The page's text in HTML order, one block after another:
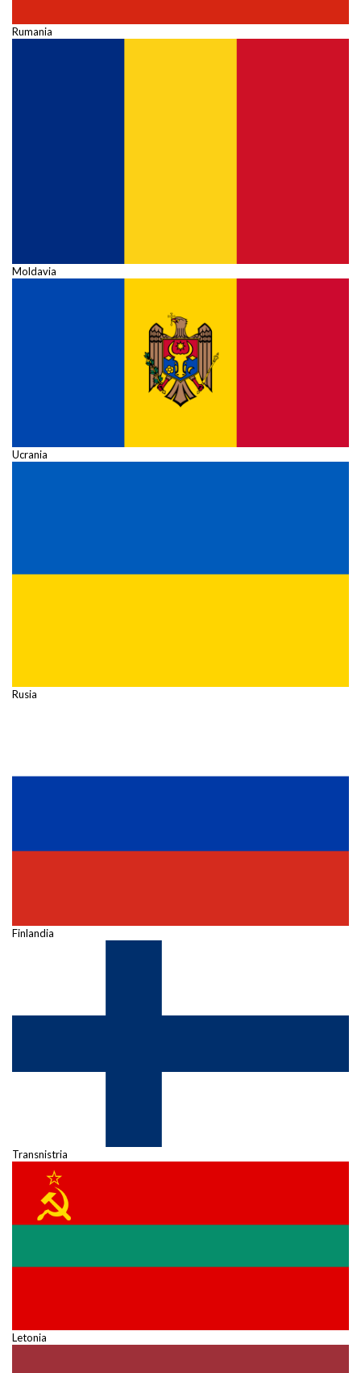
Rumania
Moldavia
Ucrania
Rusia
Finlandia
Transnistria
Letonia